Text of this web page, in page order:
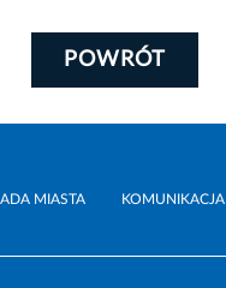
POWRÓT
MIASTA KOMUNIKACJA